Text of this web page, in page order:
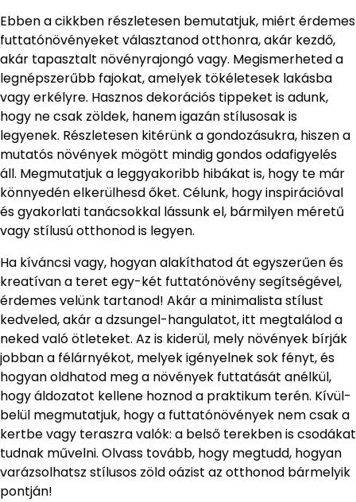
Ebben a cikkben részletesen bemutatjuk, miért érdemes
futtatónövényeket választanod otthonra, akár kezdő,
akár tapasztalt növényrajongó vagy. Megismerheted a
legnépszerűbb fajokat, amelyek tökéletesek lakásba
vagy erkélyre. Hasznos dekorációs tippeket is adunk,
hogy ne csak zöldek, hanem igazán stílusosak is
legyenek. Részletesen kitérünk a gondozásukra, hiszen a
mutatós növények mögött mindig gondos odafigyelés
áll. Megmutatjuk a leggyakoribb hibákat is, hogy te már
könnyedén elkerülhesd őket. Célunk, hogy inspirációval
és gyakorlati tanácsokkal lássunk el, bármilyen méretű
vagy stílusú otthonod is legyen.
Ha kíváncsi vagy, hogyan alakíthatod át egyszerűen és
kreatívan a teret egy-két futtatónövény segítségével,
érdemes velünk tartanod! Akár a minimalista stílust
kedveled, akár a dzsungel-hangulatot, itt megtalálod a
neked való ötleteket. Az is kiderül, mely növények bírják
jobban a félárnyékot, melyek igényelnek sok fényt, és
hogyan oldhatod meg a növények futtatását anélkül,
hogy áldozatot kellene hoznod a praktikum terén. Kívül-
belül megmutatjuk, hogy a futtatónövények nem csak a
kertbe vagy teraszra valók: a belső terekben is csodákat
tudnak művelni. Olvass tovább, hogy megtudd, hogyan
varázsolhatsz stílusos zöld oázist az otthonod bármelyik
pontján!